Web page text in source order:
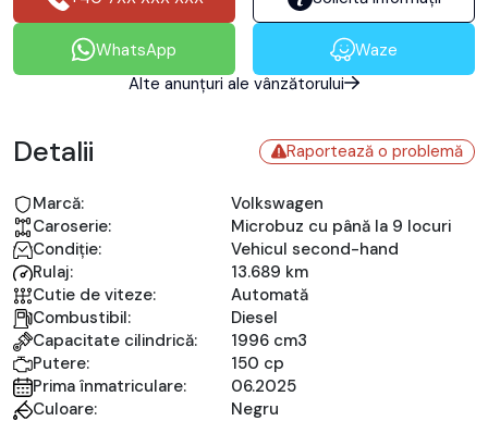
WhatsApp
Waze
Alte anunțuri ale vânzătorului
Detalii Raportează o problemă
Marcă:
Volkswagen
Caroserie:
Microbuz cu până la 9 locuri
Condiție:
Vehicul second-hand
Rulaj:
13.689 km
Cutie de viteze:
Automată
Combustibil:
Diesel
Capacitate cilindrică:
1996 cm3
Putere:
150 cp
Prima înmatriculare:
06.2025
Culoare:
Negru